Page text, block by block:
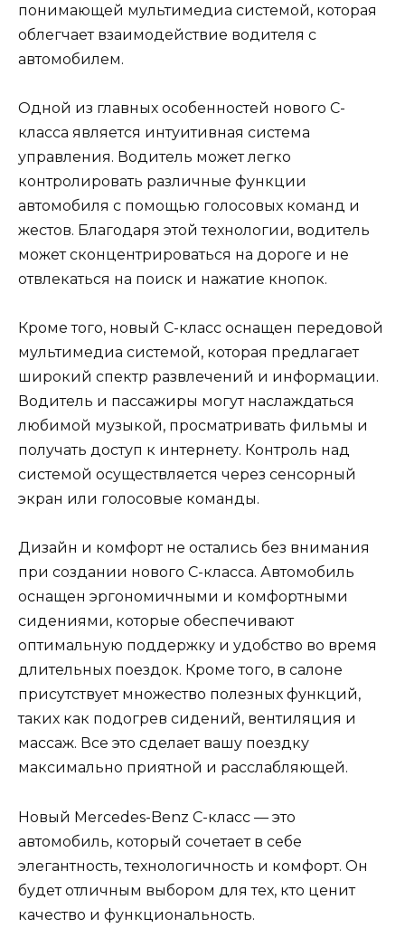
понимающей мультимедиа системой, которая
облегчает взаимодействие водителя с
автомобилем.
Одной из главных особенностей нового C-
класса является интуитивная система
управления. Водитель может легко
контролировать различные функции
автомобиля с помощью голосовых команд и
жестов. Благодаря этой технологии, водитель
может сконцентрироваться на дороге и не
отвлекаться на поиск и нажатие кнопок.
Кроме того, новый C-класс оснащен передовой
мультимедиа системой, которая предлагает
широкий спектр развлечений и информации.
Водитель и пассажиры могут наслаждаться
любимой музыкой, просматривать фильмы и
получать доступ к интернету. Контроль над
системой осуществляется через сенсорный
экран или голосовые команды.
Дизайн и комфорт не остались без внимания
при создании нового C-класса. Автомобиль
оснащен эргономичными и комфортными
сидениями, которые обеспечивают
оптимальную поддержку и удобство во время
длительных поездок. Кроме того, в салоне
присутствует множество полезных функций,
таких как подогрев сидений, вентиляция и
массаж. Все это сделает вашу поездку
максимально приятной и расслабляющей.
Новый Mercedes-Benz C-класс — это
автомобиль, который сочетает в себе
элегантность, технологичность и комфорт. Он
будет отличным выбором для тех, кто ценит
качество и функциональность.